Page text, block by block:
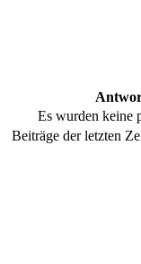
Es wurden keine
Beiträge der letzten